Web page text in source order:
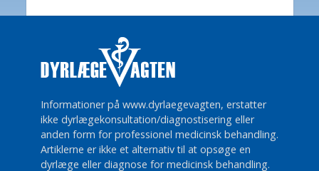
Informationer på www.dyrlaegevagten, erstatter
ikke dyrlægekonsultation/diagnostisering eller
anden form for professionel medicinsk behandling.
Artiklerne er ikke et alternativ til at opsøge en
dyrlæge eller diagnose for medicinsk behandling.